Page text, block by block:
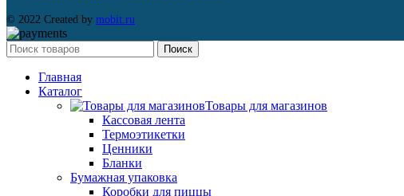
© 2022 Created by mobit.ru
Поиск
Главная
Каталог
Товары для магазинов
Кассовая лента
Термоэтикетки
Ценники
Бланки
Бумажная упаковка
Коробки для пиццы